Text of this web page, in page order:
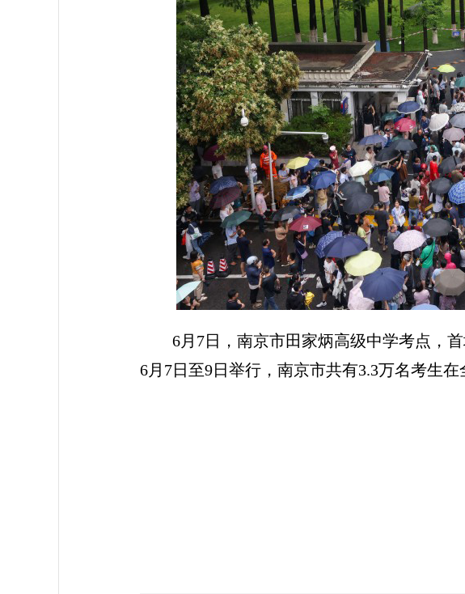
6月7日，南京市田家炳高级中学考点，
6月7日至9日举行，南京市共有3.3万名考生